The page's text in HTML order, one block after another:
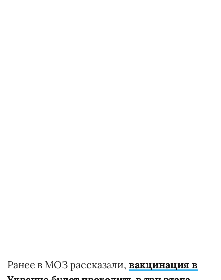
Ранее в МОЗ рассказали, вакцинация в